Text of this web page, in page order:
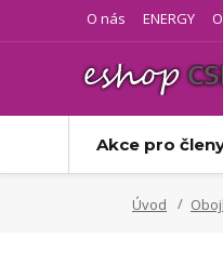
O nás ENERGY
Akce pro
Úvod